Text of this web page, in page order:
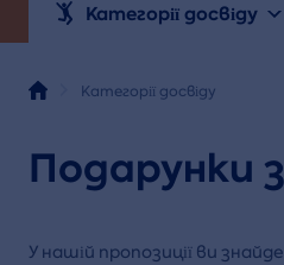
Категорії досвіду
Категорії досвіду
Подарунки
У нашій пропозиції ви